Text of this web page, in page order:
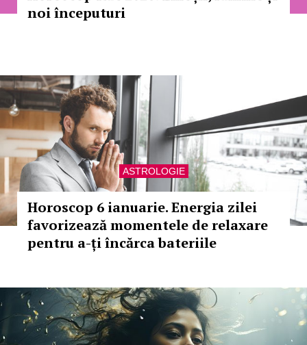
noi începuturi
ASTROLOGIE
Horoscop 6 ianuarie. Energia zilei
favorizează momentele de relaxare
pentru a-ți încărca bateriile